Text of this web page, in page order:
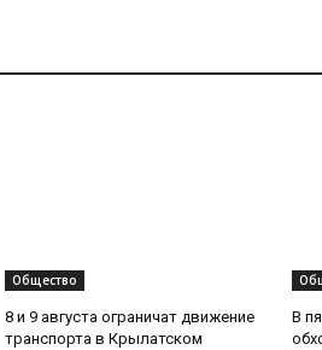
Общество
8 и 9 августа ограничат движение
транспорта в Крылатском
В